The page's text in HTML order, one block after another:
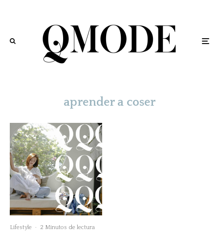
aprender a coser
Lifestyle · 2 Minutos de lectura